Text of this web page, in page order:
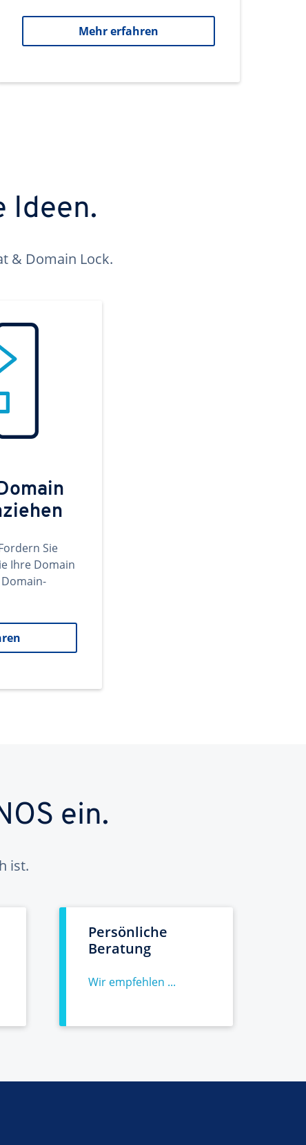
Mehr erfahren
Ideen.
& Domain Lock.
Sie
Ihre Domain
ein.
ist.
Persönliche
Beratung
Wir empfehlen ...